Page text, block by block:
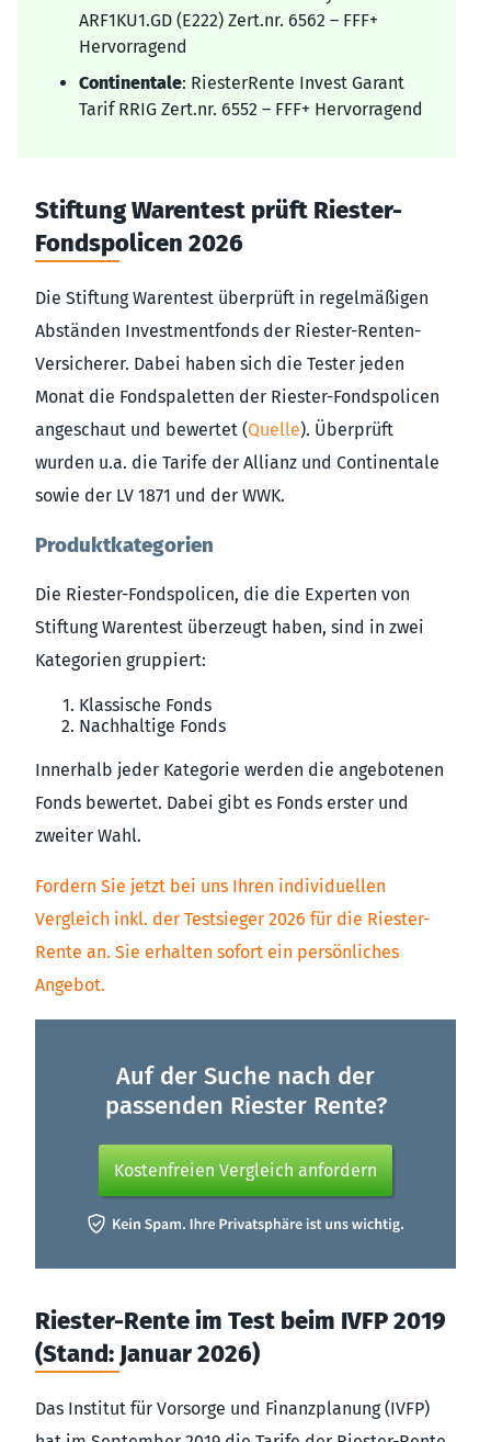
ARF1KU1.GD (E222) Zert.nr. 6562 – FFF+
Hervorragend
Continentale: RiesterRente Invest Garant
Tarif RRIG Zert.nr. 6552 – FFF+ Hervorragend
Stiftung Warentest prüft Riester-
Fondspolicen 2026
Die Stiftung Warentest überprüft in regelmäßigen
Abständen Investmentfonds der Riester-Renten-
Versicherer. Dabei haben sich die Tester jeden
Monat die Fondspaletten der Riester-Fondspolicen
angeschaut und bewertet (Quelle). Überprüft
wurden u.a. die Tarife der Allianz und Continentale
sowie der LV 1871 und der WWK.
Produktkategorien
Die Riester-Fondspolicen, die die Experten von
Stiftung Warentest überzeugt haben, sind in zwei
Kategorien gruppiert:
Klassische Fonds
Nachhaltige Fonds
Innerhalb jeder Kategorie werden die angebotenen
Fonds bewertet. Dabei gibt es Fonds erster und
zweiter Wahl.
Fordern Sie jetzt bei uns Ihren individuellen
Vergleich inkl. der Testsieger 2026 für die Riester-
Rente an. Sie erhalten sofort ein persönliches
Angebot.
Auf der Suche nach der
passenden Riester Rente?
Kostenfreien Vergleich anfordern
Riester-Rente im Test beim IVFP 2019
(Stand: Januar 2026)
Das Institut für Vorsorge und Finanzplanung (IVFP)